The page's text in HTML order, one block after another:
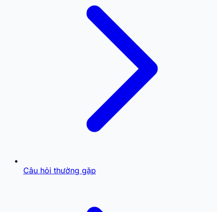
Câu hỏi thường gặp